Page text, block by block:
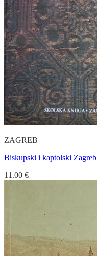
ZAGREB
Biskupski i kaptolski Zagreb
11.00 €